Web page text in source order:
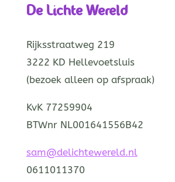
De Lichte Wereld
Rijksstraatweg 219
3222 KD Hellevoetsluis
(bezoek alleen op afspraak)
KvK 77259904
BTWnr NL001641556B42
sam@delichtewereld.nl
0611011370